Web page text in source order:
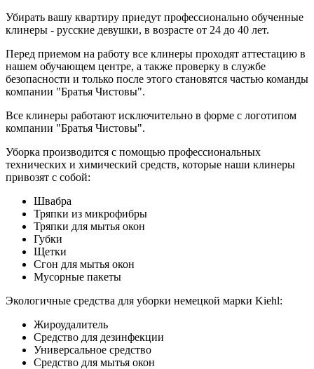
Убирать вашу квартиру приедут профессионально обученные
клинеры - русские девушки, в возрасте от 24 до 40 лет.
Перед приемом на работу все клинеры проходят аттестацию в
нашем обучающем центре, а также проверку в службе
безопасности и только после этого становятся частью команды
компании "Братья Чистовы".
Все клинеры работают исключительно в форме с логотипом
компании "Братья Чистовы".
Уборка производится с помощью профессиональных
технических и химический средств, которые наши клинеры
привозят с собой:
Швабра
Тряпки из микрофибры
Тряпки для мытья окон
Губки
Щетки
Сгон для мытья окон
Мусорные пакеты
Экологичные средства для уборки немецкой марки Kiehl:
Жироудалитель
Средство для дезинфекции
Универсальное средство
Средство для мытья окон